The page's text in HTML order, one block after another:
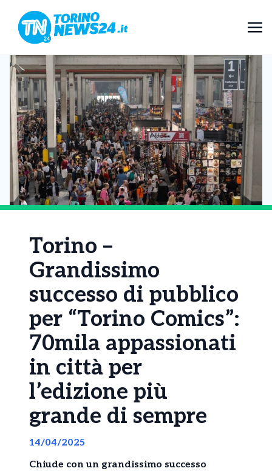
Torino –
Grandissimo
successo di pubblico
per “Torino Comics”:
70mila appassionati
in città per
l’edizione più
grande di sempre
14/04/2025
Chiude con un grandissimo successo